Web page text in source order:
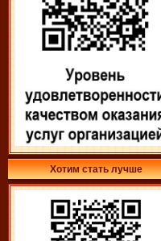
Хотим стать лучше